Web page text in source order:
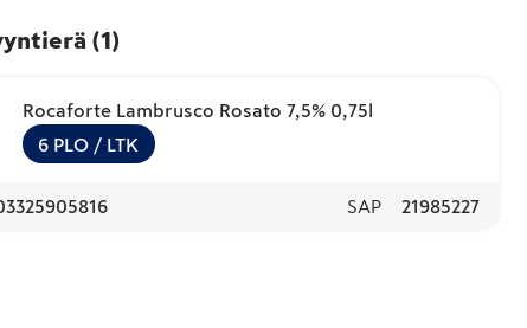
(1 )
Rocaforte Lambrusco Rosato 7,5% 0,75l
6 PLO / LTK
SAP 21985227